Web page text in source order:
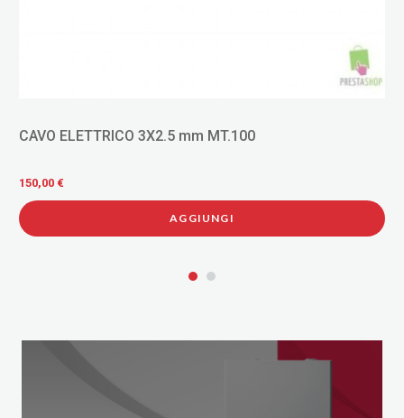
CAVO ELETTRICO 3X2.5 mm MT.100
150,00 €
AGGIUNGI